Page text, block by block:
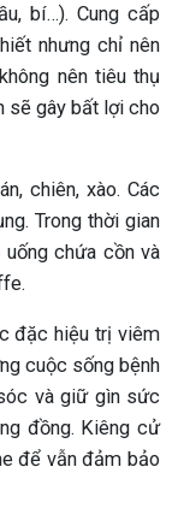
bí…). Cung cấp
nhưng chỉ nên
nên tiêu thụ
sẽ gây bất lợi cho
chiên, xào. Các
Trong thời gian
chứa cồn và
đặc hiệu trị viêm
cuộc sống bệnh
và giữ gìn sức
đồng. Kiêng cử
để vẫn đảm bảo